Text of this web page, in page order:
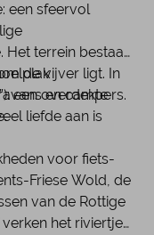
een sfeervol
terrein bestaat
de vijver ligt. In
en campers.
een overdekte
liefde aan is
voor fiets-
Friese Wold, de
van de Rottige
het riviertje